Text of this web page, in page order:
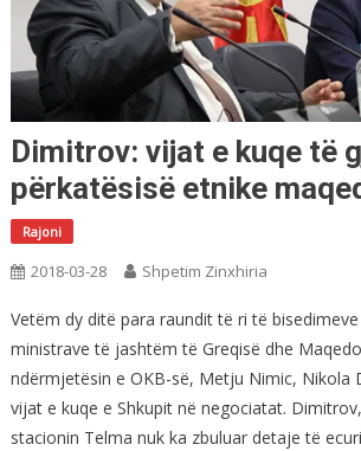
Dimitrov: vijat e kuqe të
përkatësisë etnike
Rajoni
2018-03-28 Shpetim Zinxhiria
Vetëm dy ditë para raundit të ri të
ministrave të jashtëm të Greqisë dhe
ndërmjetësin e OKB-së, Metju Nimic, Nikola
vijat e kuqe e Shkupit në negociatat.
stacionin Telma nuk ka zbuluar detaje të